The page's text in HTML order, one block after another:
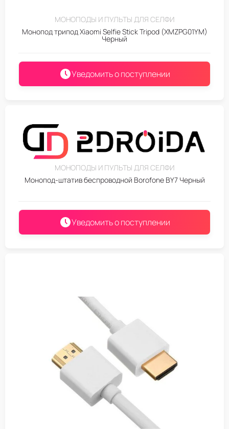
МОНОПОДЫ И ПУЛЬТЫ ДЛЯ СЕЛФИ
Монопод трипод Xiaomi Selfie Stick Tripod (XMZPG01YM)
Черный
Уведомить о поступлении
МОНОПОДЫ И ПУЛЬТЫ ДЛЯ СЕЛФИ
Монопод-штатив беспроводной Borofone BY7 Черный
Уведомить о поступлении